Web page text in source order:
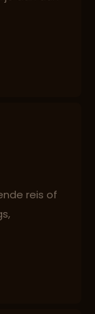
en milieu
reis of